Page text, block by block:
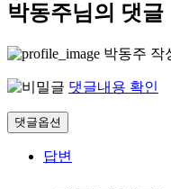
박동주님의 댓글
박동주 작
댓글내용 확인
댓글옵션
답변